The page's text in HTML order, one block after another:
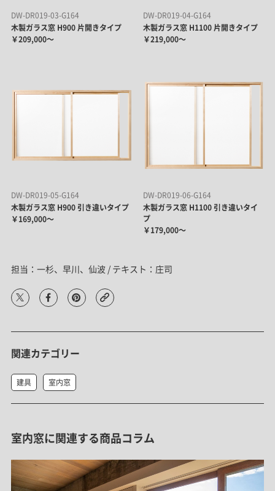
DW-DR019-03-G164
木製ガラス窓 H900 片開きタイプ
￥209,000～
DW-DR019-04-G164
木製ガラス窓 H1100 片開きタイプ
￥219,000～
DW-DR019-05-G164
木製ガラス窓 H900 引き違いタイプ
￥169,000～
DW-DR019-06-G164
木製ガラス窓 H1100 引き違いタイ
プ
￥179,000～
担当：一杉、早川、仙波 / テキスト：庄司
関連カテゴリー
建具 室内窓
室内窓に関連する商品コラム